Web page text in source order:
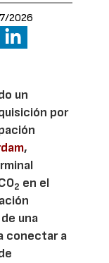
2026
un
por
,
2 en el
una
conectar a